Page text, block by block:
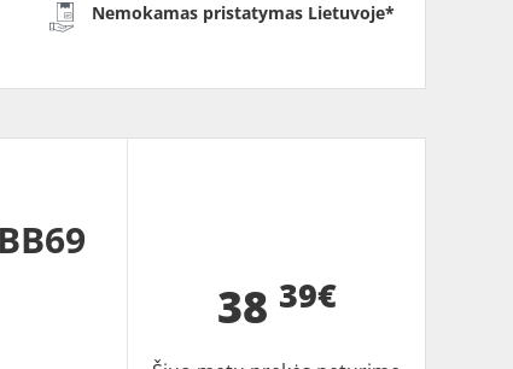
Nemokamas pristatymas Lietuvoje*
38 39€